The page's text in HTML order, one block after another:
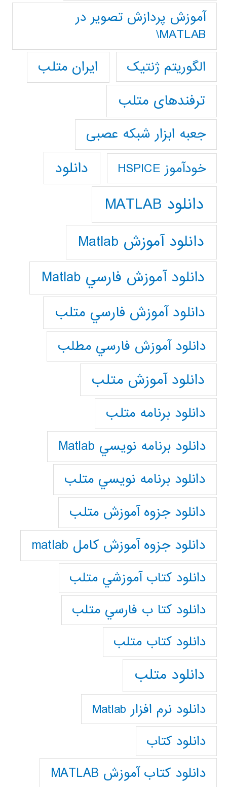
آموزش پردازش تصوير در
MATLAB\
الگوریتم ژنتیک
ایران متلب
ترفندهای متلب
جعبه ابزار شبکه عصبی
خودآموز HSPICE دانلود
دانلود MATLAB
دانلود آموزش Matlab
دانلود آموزش فارسي Matlab
دانلود آموزش فارسي متلب
دانلود آموزش فارسي مطلب
دانلود آموزش متلب
دانلود برنامه متلب
دانلود برنامه نويسي Matlab
دانلود برنامه نويسي متلب
دانلود جزوه آموزش متلب
دانلود جزوه آموزش کامل matlab
دانلود كتاب آموزشي متلب
دانلود كتا ب فارسي متلب
دانلود كتاب متلب
دانلود متلب
دانلود نرم افزار Matlab
دانلود کتاب
دانلود کتاب آموزش MATLAB